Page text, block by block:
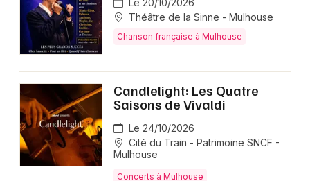
Théâtre de la Sinne - Mulhouse
Chanson française à Mulhouse
Candlelight: Les Quatre
Saisons de Vivaldi
Le 24/10/2026
Cité du Train - Patrimoine SNCF -
Mulhouse
Concerts à Mulhouse